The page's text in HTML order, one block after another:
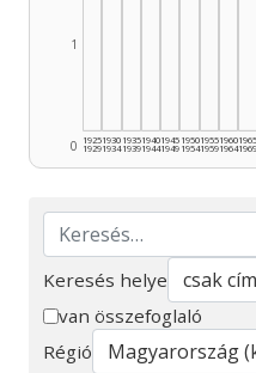
0
1
1925
1929
1930
1934
1935
1939
1940
1944
1945
1949
1950
1954
1955
1959
1960
1964
1965
1969
Keresés
Keresés helye
van összefoglaló
Régió